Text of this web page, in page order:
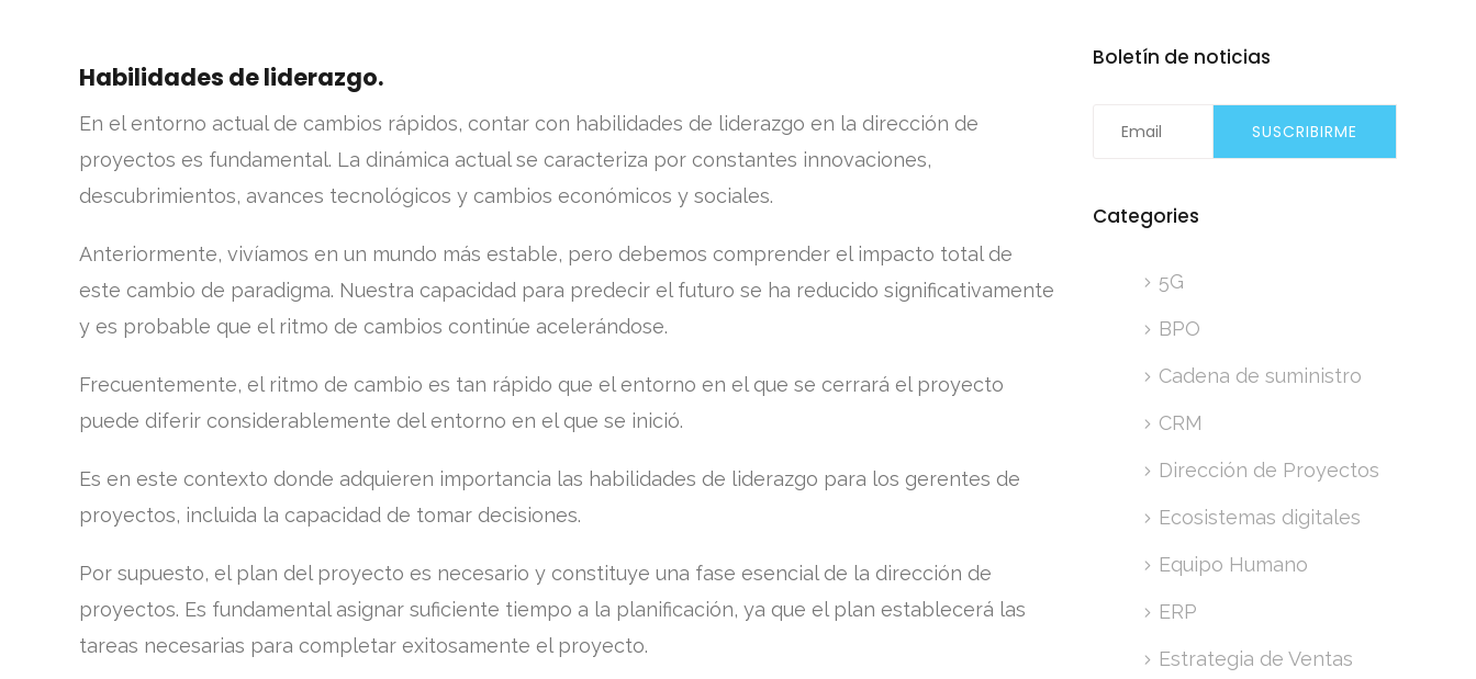
Habilidades de liderazgo.
En el entorno actual de cambios rápidos, contar con habilidades de liderazgo en la dirección de
proyectos es fundamental. La dinámica actual se caracteriza por constantes innovaciones,
descubrimientos, avances tecnológicos y cambios económicos y sociales.
Anteriormente, vivíamos en un mundo más estable, pero debemos comprender el impacto total de
este cambio de paradigma. Nuestra capacidad para predecir el futuro se ha reducido significativamente
y es probable que el ritmo de cambios continúe acelerándose.
Frecuentemente, el ritmo de cambio es tan rápido que el entorno en el que se cerrará el proyecto
puede diferir considerablemente del entorno en el que se inició.
Es en este contexto donde adquieren importancia las habilidades de liderazgo para los gerentes de
proyectos, incluida la capacidad de tomar decisiones.
Por supuesto, el plan del proyecto es necesario y constituye una fase esencial de la dirección de
proyectos. Es fundamental asignar suficiente tiempo a la planificación, ya que el plan establecerá las
tareas necesarias para completar exitosamente el proyecto.
Boletín de noticias
Categories
5G
BPO
Cadena de suministro
CRM
Dirección de Proyectos
Ecosistemas digitales
Equipo Humano
ERP
Estrategia de Ventas